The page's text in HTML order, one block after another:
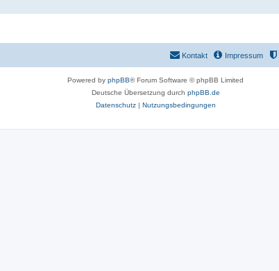
Impressum
Kontakt
Powered by phpBB® Forum Software © phpBB Limited
Deutsche Übersetzung durch phpBB.de
Datenschutz| Nutzungsbedingungen